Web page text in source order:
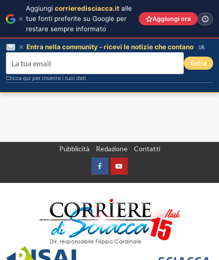
Pubblicità Redazione Contatti
FacebookYountube
Aggiungi corrieredisciacca.it alle
tue fonti preferite su Google per
restare sempre informato
Aggiungi ora
Entra nella community - ricevi le notizie che contano IA
Entra
Clicca qui per inserire i tuoi dati